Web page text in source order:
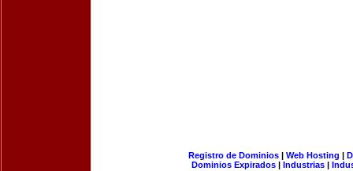
Registro de Dominios| Web Hosting |
Dominios Expirados | Industrias |